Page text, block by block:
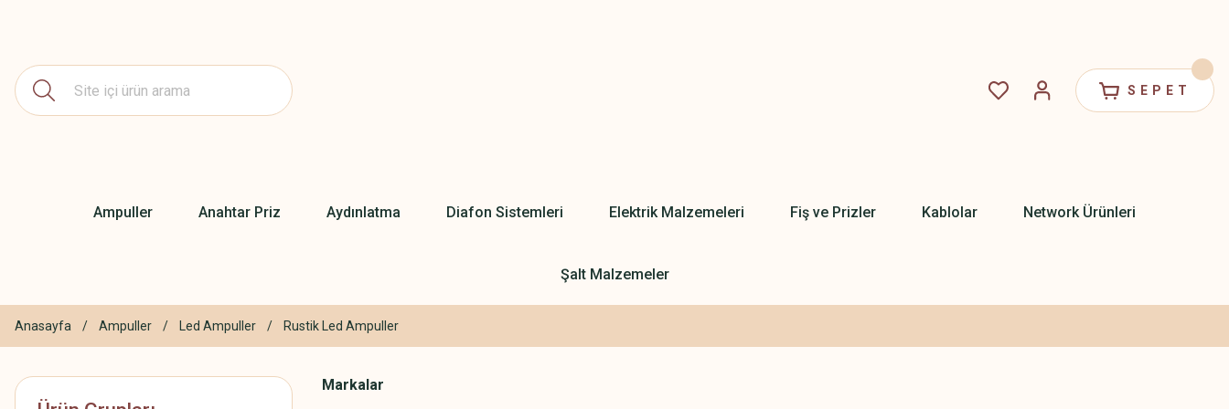
SEPET
Ampuller Anahtar Priz Aydınlatma Diafon Sistemleri Elektrik Malzemeleri Fiş ve Prizler Kablolar Network Ürünleri
Şalt Malzemeler
Anasayfa Ampuller Led Ampuller Rustik Led Ampuller
Markalar